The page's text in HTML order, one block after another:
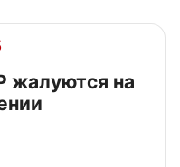
жалуются на